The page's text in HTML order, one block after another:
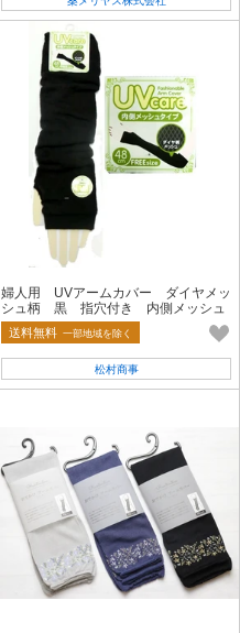
婦人用 UVアームカバー ダイヤメッ
シュ柄 黒 指穴付き 内側メッシュ
送料無料 一部地域を除く
松村商事